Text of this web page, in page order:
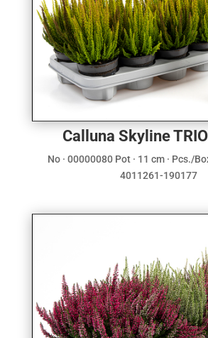
Calluna Skyline
No · 00000080 Pot · 11 cm · Pcs./
4011261-190177